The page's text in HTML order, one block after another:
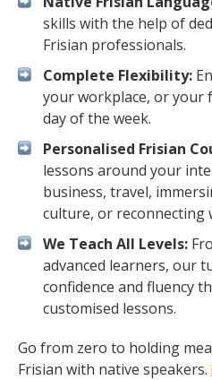
skills with the help of
Frisian professionals.
Complete Flexibility:
your workplace, or your
day of the week.
Personalised Frisian
lessons around your
business, travel,
culture, or reconnecting
We Teach All Levels:
advanced learners, our
confidence and fluency
customised lessons.
Go from zero to holding
Frisian with native speakers.